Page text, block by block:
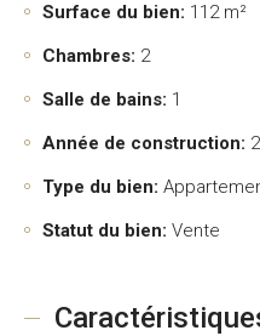
Surface du bien: 112 m²
Chambres: 2
Salle de bains: 1
Année de construction:
Type du bien:
Statut du bien: Vente